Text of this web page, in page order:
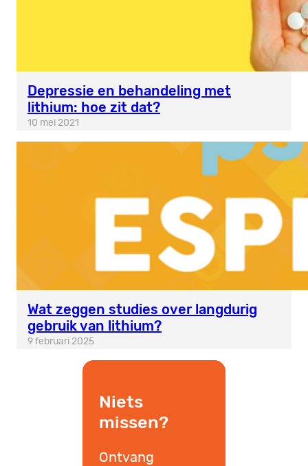
Depressie en behandeling met
lithium: hoe zit dat?
10 mei 2021
Wat zeggen studies over langdurig
gebruik van lithium?
9 februari 2025
Niets
missen?
Ontvang